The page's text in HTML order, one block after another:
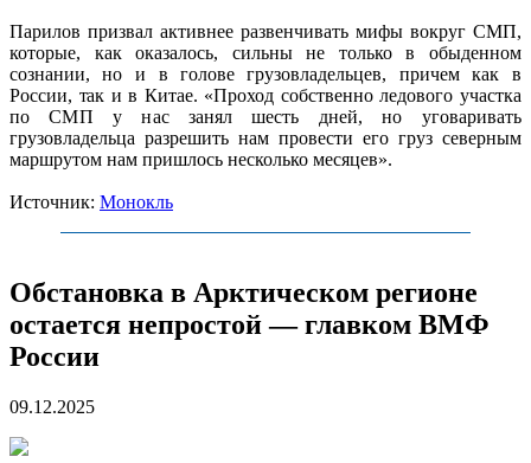
Парилов призвал активнее развенчивать мифы вокруг СМП,
которые, как оказалось, сильны не только в обыденном
сознании, но и в голове грузовладельцев, причем как в
России, так и в Китае. «Проход собственно ледового участка
по СМП у нас занял шесть дней, но уговаривать
грузовладельца разрешить нам провести его груз северным
маршрутом нам пришлось несколько месяцев».
Источник: Монокль
Обстановка в Арктическом регионе
остается непростой — главком ВМФ
России
09.12.2025